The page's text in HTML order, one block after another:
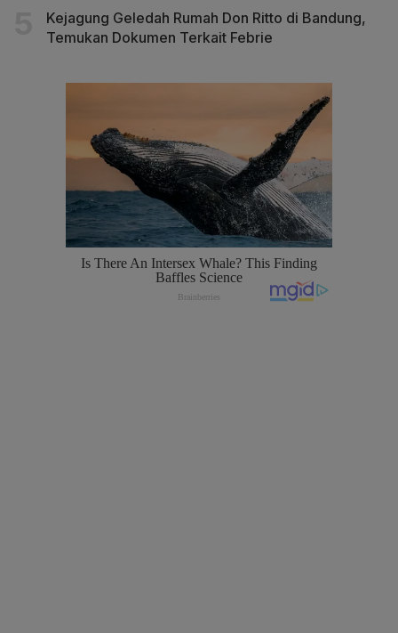
Kejagung Geledah Rumah Don Ritto di Bandung,
Temukan Dokumen Terkait Febrie